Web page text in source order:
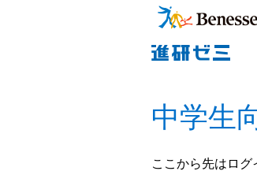
中学生
ここから先はロ